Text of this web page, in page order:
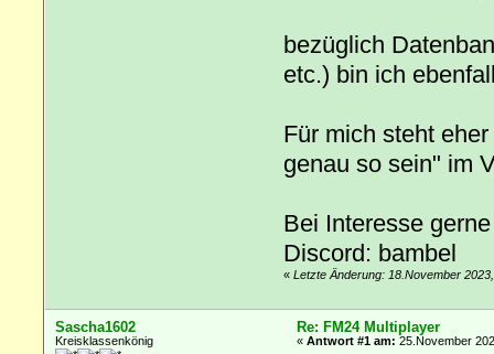
bezüglich
etc.) bin ich
Für mich steht
genau so sein" im
Bei Interesse
Discord: bambel
« Letzte Änderung: 18.November
Sascha1602
Kreisklassenkönig
Re: FM24 Multiplayer
«Antwort #1 am: 25.November